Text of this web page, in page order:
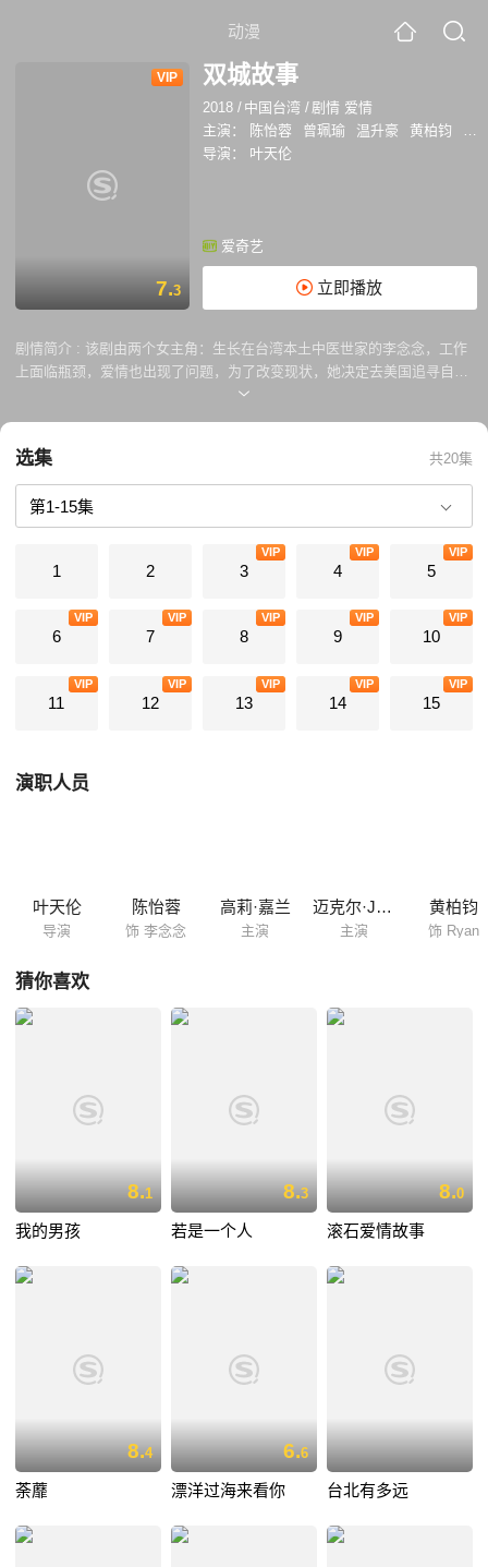
动漫
VIP
7.3
双城故事
2018 / 中国台湾 /剧情 爱情
主演：
陈怡蓉 曾珮瑜 温升豪 黄柏钧
高
导演：
叶天伦
爱奇艺
立即播放
剧情简介 : 该剧由两个女主角：生长在台湾本土中医世家的李念念，工作
上面临瓶颈，爱情也出现了问题，为了改变现状，她决定去美国追寻自己
的未婚夫；生长在旧金山的电脑工程师Jo,她有一个已经谈婚论嫁的男
晚，两个人决定交换住所三个月，各自开启一段不同的生活。 两个女孩选
择离开生长的地方，到一个陌生的城市，一个追爱，一个逃爱，各自上演
不同版本的双城故事。从台北来到旧金山的李念念，从小生活在父母的羽
翼下，到了旧金山却要一个人重新开始。自己找工作、克服生活上的柴米
油盐，她和未婚夫的感情最终还是没能挽回，但认识了一群患难与共的朋
友：个性古怪、声称曾在好莱坞发展过的房东汤马森太太、从北京来的中
选集 共20集
1 2 3
VIP
4
VIP
5
VIP
6
VIP
7
VIP
8
VIP
9
VIP
10
VIP
11
VIP
12
VIP
13
VIP
14
VIP
15
VIP
演职人员
叶天伦
导演
陈怡蓉
饰 李念念
高莉·嘉兰
主演
迈克尔·J·格温
主演
黄柏钧
饰 Ryan
猜你喜欢
8.1
我的男孩
8.3
若是一个人
8.0
滚石爱情故事
8.4
荼蘼
6.6
漂洋过海来看你 台北有多远